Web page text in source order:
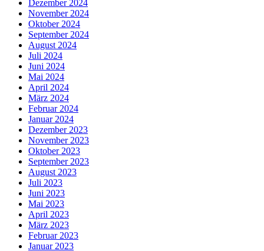
Dezember 2024
November 2024
Oktober 2024
September 2024
August 2024
Juli 2024
Juni 2024
Mai 2024
April 2024
März 2024
Februar 2024
Januar 2024
Dezember 2023
November 2023
Oktober 2023
September 2023
August 2023
Juli 2023
Juni 2023
Mai 2023
April 2023
März 2023
Februar 2023
Januar 2023